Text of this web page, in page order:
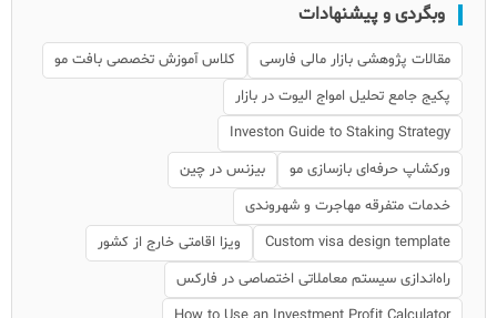
وبگردی و پیشنهادات
مقالات پژوهشی بازار مالی فارسی
کلاس آموزش تخصصی بافت مو
پکیج جامع تحلیل امواج الیوت در بازار
Investon Guide to Staking Strategy
ورکشاپ حرفه‌ای بازسازی مو
بیزنس در چین
خدمات متفرقه مهاجرت و شهروندی
Custom visa design template
ویزا اقامتی خارج از کشور
راه‌اندازی سیستم معاملاتی اختصاصی در فارکس